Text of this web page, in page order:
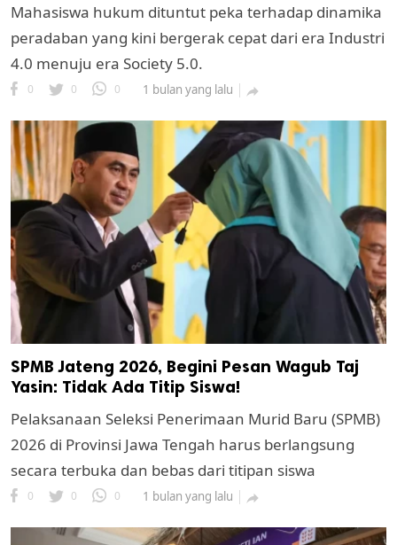
Mahasiswa hukum dituntut peka terhadap dinamika
peradaban yang kini bergerak cepat dari era Industri
4.0 menuju era Society 5.0.
0 0 0 1 bulan yang lalu 
SPMB Jateng 2026, Begini Pesan Wagub Taj
Yasin: Tidak Ada Titip Siswa!
Pelaksanaan Seleksi Penerimaan Murid Baru (SPMB)
2026 di Provinsi Jawa Tengah harus berlangsung
secara terbuka dan bebas dari titipan siswa
0 0 0 1 bulan yang lalu 